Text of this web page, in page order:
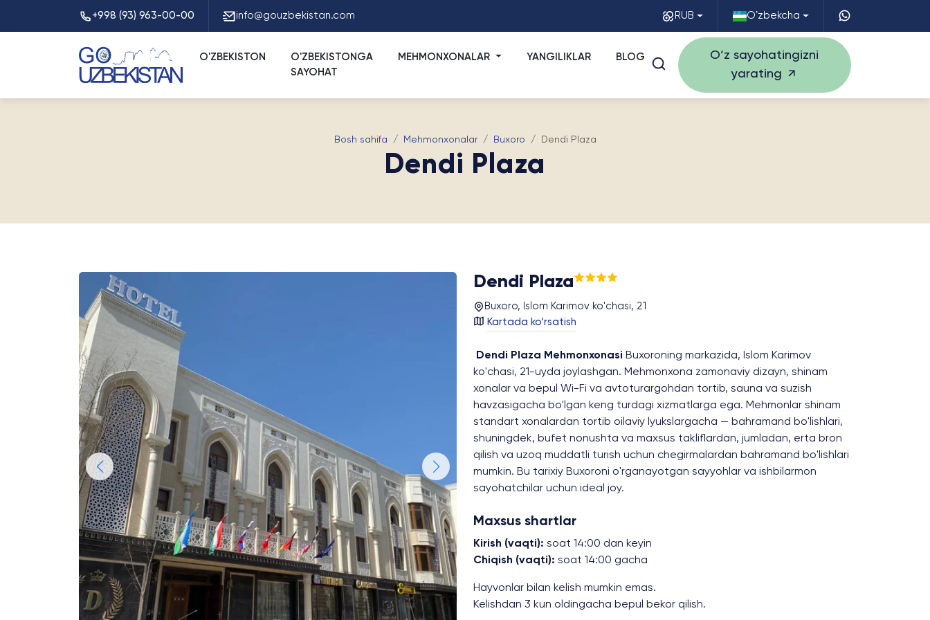
+998 (93) 963-00-00 info@gouzbekistan.com RUB Oʼzbekcha
O'ZBEKISTON
O'ZBEKISTONGA
SAYOHAT
MEHMONXONALAR YANGILIKLAR BLOG
O‘z sayohatingizni
yarating
Bosh sahifa Mehmonxonalar Buxoro Dendi Plaza
Dendi Plaza
Dendi Plaza
Buxoro, Islom Karimov ko'chasi, 21
Kartada ko‘rsatish
Dendi Plaza Mehmonxonasi Buxoroning markazida, Islom Karimov
ko'chasi, 21-uyda joylashgan. Mehmonxona zamonaviy dizayn, shinam
xonalar va bepul Wi-Fi va avtoturargohdan tortib, sauna va suzish
havzasigacha bo'lgan keng turdagi xizmatlarga ega. Mehmonlar shinam
standart xonalardan tortib oilaviy lyukslargacha — bahramand bo'lishlari,
shuningdek, bufet nonushta va maxsus takliflardan, jumladan, erta bron
qilish va uzoq muddatli turish uchun chegirmalardan bahramand bo'lishlari
mumkin. Bu tarixiy Buxoroni o'rganayotgan sayyohlar va ishbilarmon
sayohatchilar uchun ideal joy.
Maxsus shartlar
Kirish (vaqti): soat 14:00 dan keyin
Chiqish (vaqti): soat 14:00 gacha
Hayvonlar bilan kelish mumkin emas.
Kelishdan 3 kun oldingacha bepul bekor qilish.